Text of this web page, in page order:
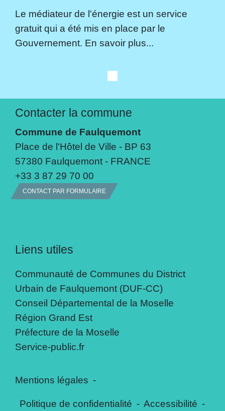
Le médiateur de l'énergie est un service
gratuit qui a été mis en place par le
Gouvernement. En savoir plus...
Contacter la commune
Commune de Faulquemont
Place de l'Hôtel de Ville - BP 63
57380 Faulquemont - FRANCE
+33 3 87 29 70 00
CONTACT PAR FORMULAIRE
Liens utiles
Communauté de Communes du District
Urbain de Faulquemont (DUF-CC)
Conseil Départemental de la Moselle
Région Grand Est
Préfecture de la Moselle
Service-public.fr
Mentions légales -
Politique de confidentialité - Accessibilité -